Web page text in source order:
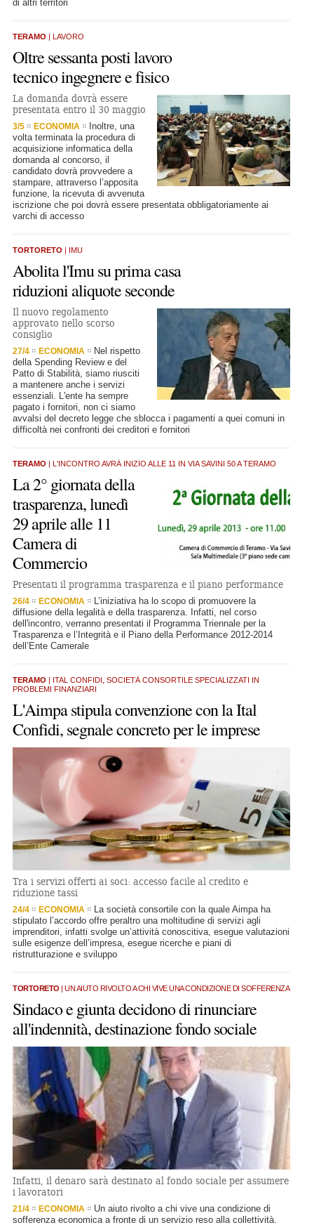
di altri territori
TERAMO | LAVORO
Oltre sessanta posti lavoro
tecnico ingegnere e fisico
La domanda dovrà essere
presentata entro il 30 maggio
3/5 ECONOMIA
Inoltre, una
volta terminata la procedura di
acquisizione informatica della
domanda al concorso, il
candidato dovrà provvedere a
stampare, attraverso l’apposita
funzione, la ricevuta di avvenuta
iscrizione che poi dovrà essere presentata obbligatoriamente ai
varchi di accesso
TORTORETO | IMU
Abolita l'Imu su prima casa
riduzioni aliquote seconde
Il nuovo regolamento
approvato nello scorso
consiglio
27/4 ECONOMIA
Nel rispetto
della Spending Review e del
Patto di Stabilità, siamo riusciti
a mantenere anche i servizi
essenziali. L'ente ha sempre
pagato i fornitori, non ci siamo
avvalsi del decreto legge che sblocca i pagamenti a quei comuni in
difficoltà nei confronti dei creditori e fornitori
TERAMO | L'INCONTRO AVRÀ INIZIO ALLE 11 IN VIA SAVINI 50 A TERAMO
La 2° giornata della
trasparenza, lunedì
29 aprile alle 11
Camera di
Commercio
Presentati il programma trasparenza e il piano performance
26/4 ECONOMIA
L’iniziativa ha lo scopo di promuovere la
diffusione della legalità e della trasparenza. Infatti, nel corso
dell'incontro, verranno presentati il Programma Triennale per la
Trasparenza e l’Integrità e il Piano della Performance 2012-2014
dell’Ente Camerale
TERAMO | ITAL CONFIDI, SOCIETÀ CONSORTILE SPECIALIZZATI IN
PROBLEMI FINANZIARI
L'Aimpa stipula convenzione con la Ital
Confidi, segnale concreto per le imprese
Tra i servizi offerti ai soci: accesso facile al credito e
riduzione tassi
24/4 ECONOMIA
La società consortile con la quale Aimpa ha
stipulato l’accordo offre peraltro una moltitudine di servizi agli
imprenditori, infatti svolge un’attività conoscitiva, esegue valutazioni
sulle esigenze dell’impresa, esegue ricerche e piani di
ristrutturazione e sviluppo
TORTORETO | UN AIUTO RIVOLTO A CHI VIVE UNA CONDIZIONE DI SOFFERENZA
Sindaco e giunta decidono di rinunciare
all'indennità, destinazione fondo sociale
Infatti, il denaro sarà destinato al fondo sociale per assumere
i lavoratori
21/4 ECONOMIA
Un aiuto rivolto a chi vive una condizione di
sofferenza economica a fronte di un servizio reso alla collettività.